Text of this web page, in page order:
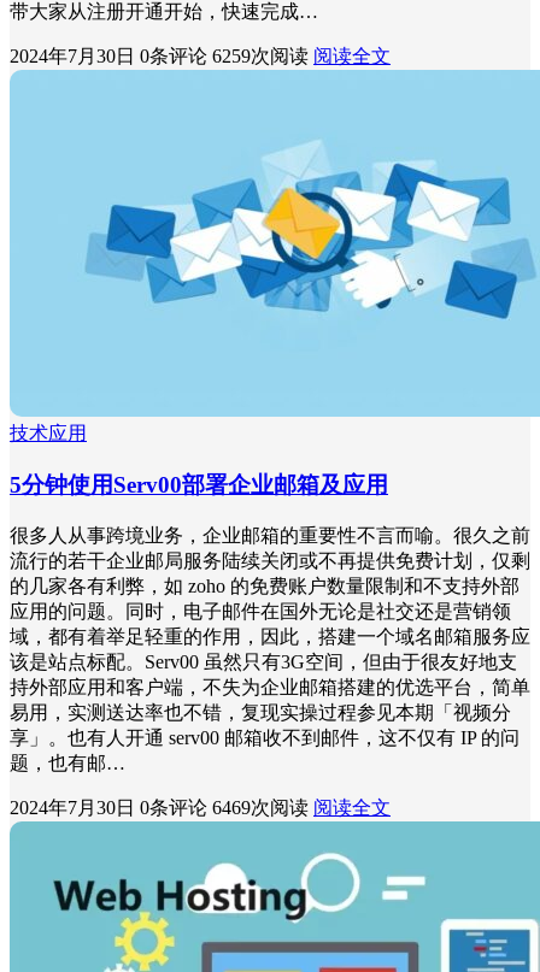
带大家从注册开通开始，快速完成…
2024年7月30日 0条评论 6259次阅读 阅读全文
技术应用
5分钟使用Serv00部署企业邮箱及应用
很多人从事跨境业务，企业邮箱的重要性不言而喻。很久之前
流行的若干企业邮局服务陆续关闭或不再提供免费计划，仅剩
的几家各有利弊，如 zoho 的免费账户数量限制和不支持外部
应用的问题。同时，电子邮件在国外无论是社交还是营销领
域，都有着举足轻重的作用，因此，搭建一个域名邮箱服务应
该是站点标配。Serv00 虽然只有3G空间，但由于很友好地支
持外部应用和客户端，不失为企业邮箱搭建的优选平台，简单
易用，实测送达率也不错，复现实操过程参见本期「视频分
享」。也有人开通 serv00 邮箱收不到邮件，这不仅有 IP 的问
题，也有邮…
2024年7月30日 0条评论 6469次阅读 阅读全文